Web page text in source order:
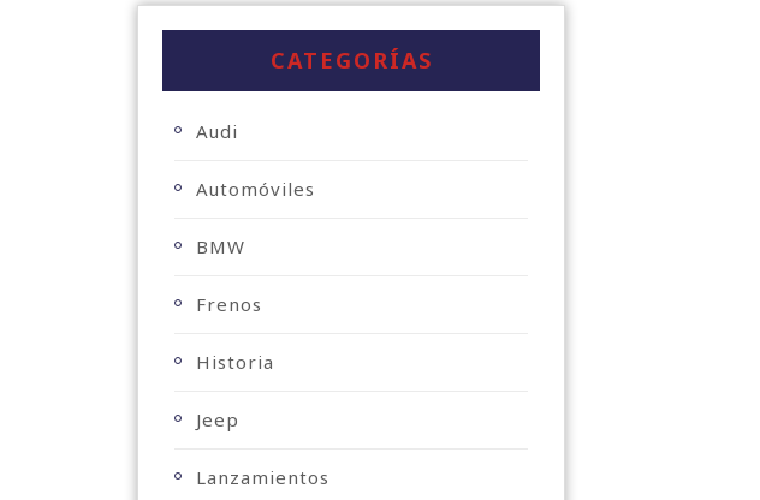
CATEGORÍAS
Audi
Automóviles
BMW
Frenos
Historia
Jeep
Lanzamientos